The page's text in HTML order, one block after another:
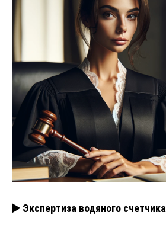
▶️ Экспертиза водяного счетчика